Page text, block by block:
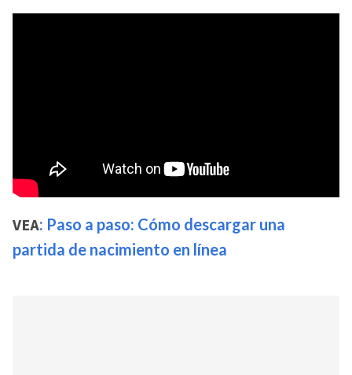
VEA: Paso a paso: Cómo descargar una
partida de nacimiento en línea